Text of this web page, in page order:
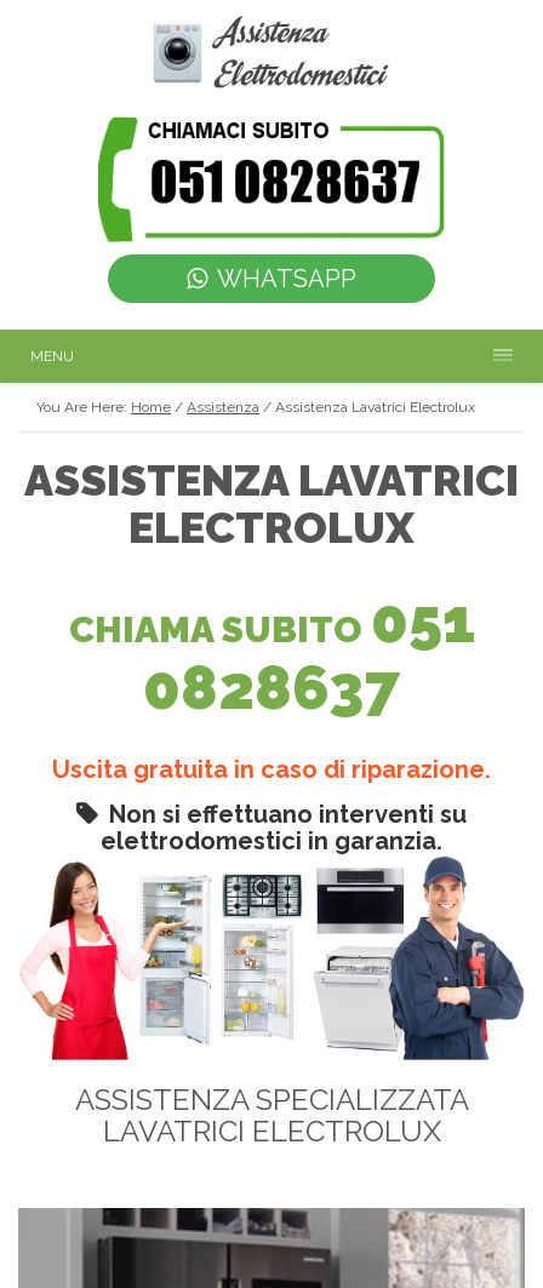
WHATSAPP
MENU
You Are Here: Home / Assistenza / Assistenza Lavatrici Electrolux
ASSISTENZA LAVATRICI
ELECTROLUX
CHIAMA SUBITO 051
0828637
Uscita gratuita in caso di riparazione.
Non si effettuano interventi su
elettrodomestici in garanzia.
ASSISTENZA SPECIALIZZATA
LAVATRICI ELECTROLUX